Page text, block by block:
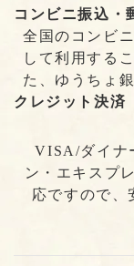
コンビニ振込・
全国のコンビ
して利用する
た、ゆうちょ
クレジット決済
VISA/ダイナ
ン・エキスプ
応ですので、